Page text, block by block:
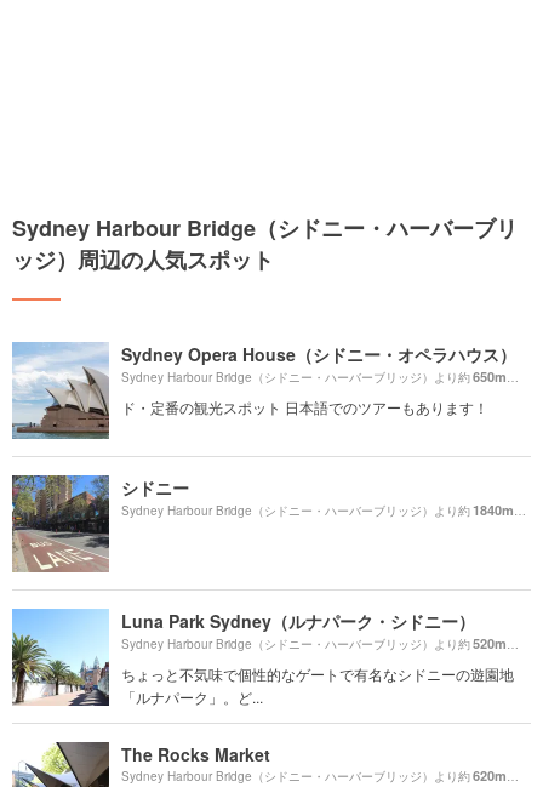
Sydney Harbour Bridge（シドニー・ハーバーブリ
ッジ）周辺の人気スポット
Sydney Opera House（シドニー・オペラハウス）
Sydney Harbour Bridge（シドニー・ハーバーブリッジ）より約650m （徒
ド・定番の観光スポット 日本語でのツアーもあります！
シドニー
Sydney Harbour Bridge（シドニー・ハーバーブリッジ）より約1840m （
Luna Park Sydney（ルナパーク・シドニー）
Sydney Harbour Bridge（シドニー・ハーバーブリッジ）より約520m （徒
ちょっと不気味で個性的なゲートで有名なシドニーの遊園地
「ルナパーク」。ど...
The Rocks Market
Sydney Harbour Bridge（シドニー・ハーバーブリッジ）より約620m （徒